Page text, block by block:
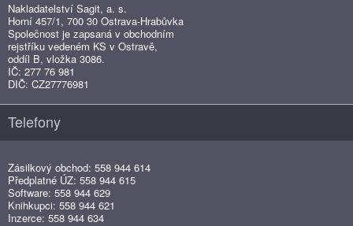
Nakladatelství Sagit, a. s.
Horní 457/1, 700 30 Ostrava-Hrabůvka
Společnost je zapsaná v obchodním
rejstříku vedeném KS v Ostravě,
oddíl B, vložka 3086.
IČ: 277 76 981
DIČ: CZ27776981
Telefony
Zásilkový obchod: 558 944 614
Předplatné ÚZ: 558 944 615
Software: 558 944 629
Knihkupci: 558 944 621
Inzerce: 558 944 634